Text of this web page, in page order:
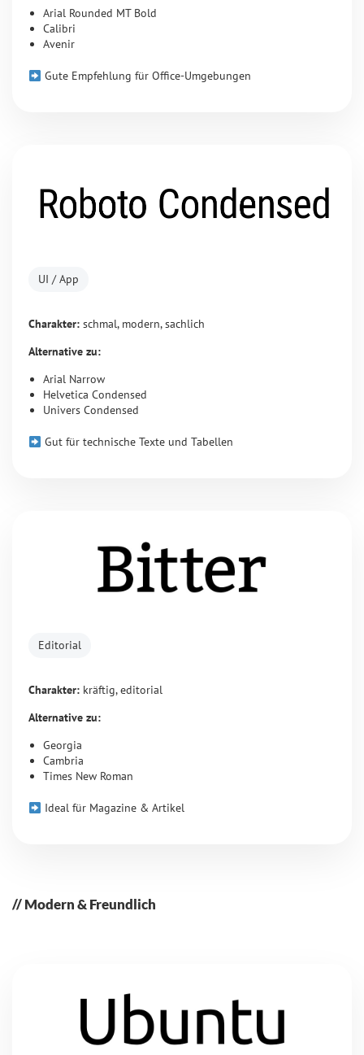
Arial Rounded MT Bold
Calibri
Avenir
Gute Empfehlung für Office-Umgebungen
UI / App
Charakter: schmal, modern, sachlich
Alternative zu:
Arial Narrow
Helvetica Condensed
Univers Condensed
Gut für technische Texte und Tabellen
Editorial
Charakter: kräftig, editorial
Alternative zu:
Georgia
Cambria
Times New Roman
Ideal für Magazine & Artikel
Modern & Freundlich